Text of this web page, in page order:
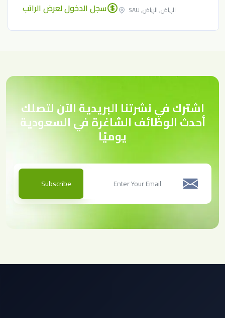
الرياض, الرياض, SAU
سجل الدخول لعرض الراتب
اشترك في نشرتنا البريدية الآن لتصلك
أحدث الوظائف الشاغرة في السعودية
يوميًا
Subscribe